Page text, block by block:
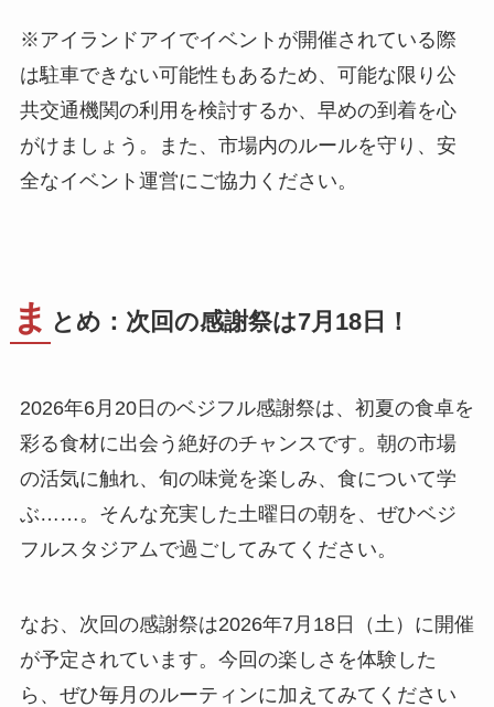
※アイランドアイでイベントが開催されている際
は駐車できない可能性もあるため、可能な限り公
共交通機関の利用を検討するか、早めの到着を心
がけましょう。また、市場内のルールを守り、安
全なイベント運営にご協力ください。
ま とめ：次回の感謝祭は7月18日！
2026年6月20日のベジフル感謝祭は、初夏の食卓を
彩る食材に出会う絶好のチャンスです。朝の市場
の活気に触れ、旬の味覚を楽しみ、食について学
ぶ……。そんな充実した土曜日の朝を、ぜひベジ
フルスタジアムで過ごしてみてください。
なお、次回の感謝祭は2026年7月18日（土）に開催
が予定されています。今回の楽しさを体験した
ら、ぜひ毎月のルーティンに加えてみてください